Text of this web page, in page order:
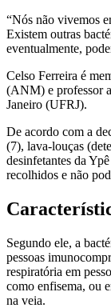
“Nós não vivemos
Existem outras
eventualmente,
Celso Ferreira é
(ANM) e professor
Janeiro (UFRJ).
De acordo com a
(7), lava-louças
desinfetantes da
recolhidos e não
Segundo ele, a
pessoas
respiratória em
como enfisema, ou
na veia.